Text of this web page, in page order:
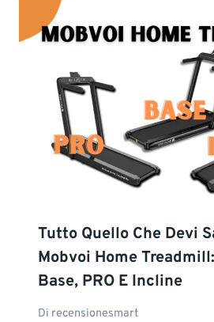
Tutto Quello Che Devi
Mobvoi Home
Base, PRO E Incline
Di recensionesmart